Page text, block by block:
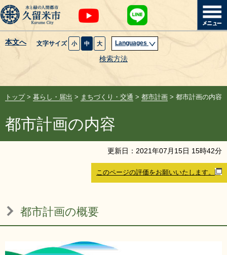
本文へ 文字サイズ 小 中 大 Languages
検索方法
暮らし・届出
健康・医療・福祉
観光魅力・イベント
創業・産業・ビジネス
サイトマップ
トップ> 暮らし・届出 > まちづくり・交通 > 都市計画 > 都市計画の内容
都市計画の内容
更新日： 2021年07 月 15日 15時42分
このページの評価をお願いいたします。
都市計画の概要